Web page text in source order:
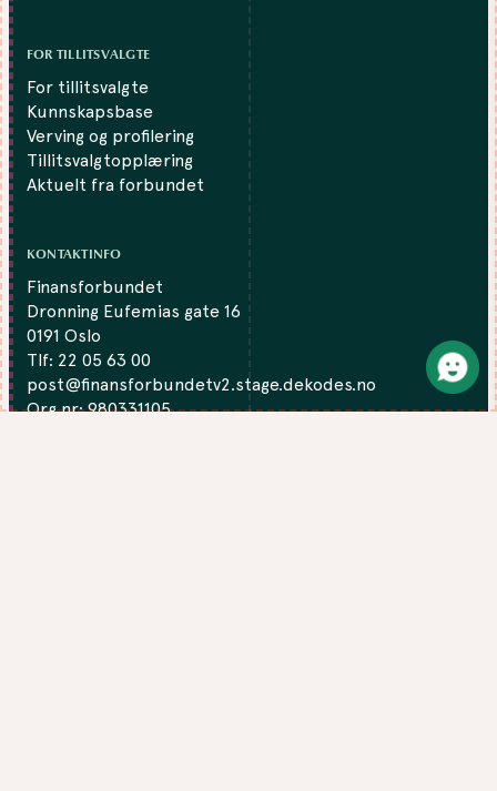
FOR TILLITSVALGTE
For tillitsvalgte
Kunnskapsbase
Verving og profilering
Tillitsvalgtopplæring
Aktuelt fra forbundet
KONTAKTINFO
Finansforbundet
Dronning Eufemias gate 16
0191 Oslo
Tlf: 22 05 63 00
post@finansforbundetv2.stage.dekodes.no
Org.nr: 980331105